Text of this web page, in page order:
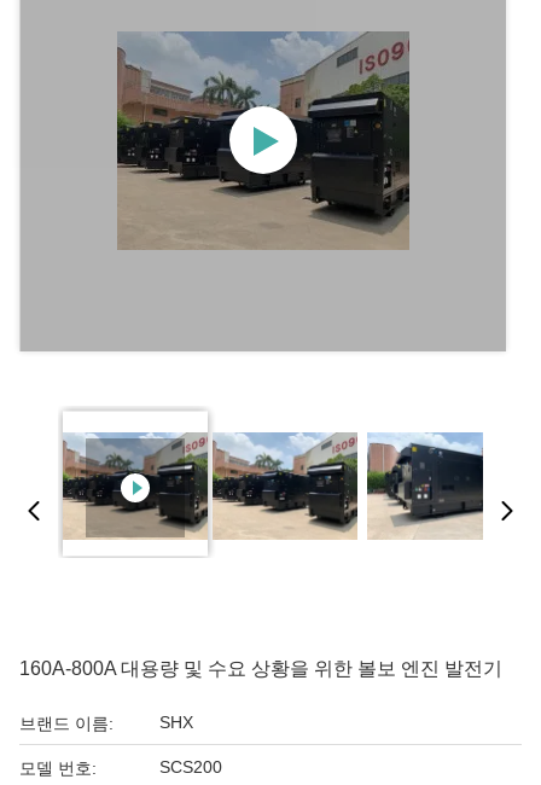
160A-800A 대용량 및 수요 상황을 위한 볼보 엔진 발전기
브랜드 이름: SHX
모델 번호: SCS200